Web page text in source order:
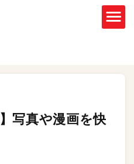
写真や漫画を快